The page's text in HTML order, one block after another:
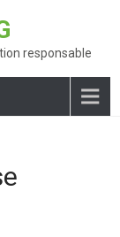
responsable